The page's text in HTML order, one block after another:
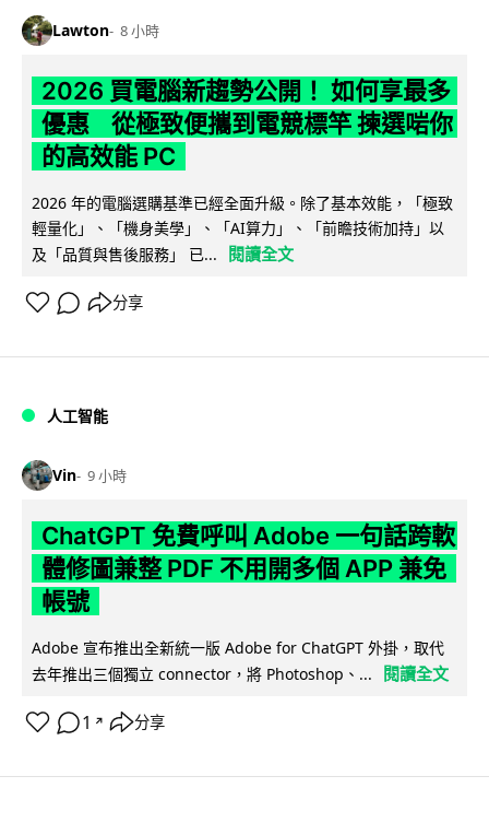
Lawton 8 小時
2026 買電腦新趨勢公開！ 如何享最多
優惠 從極致便攜到電競標竿 揀選啱你
的高效能 PC
2026 年的電腦選購基準已經全面升級。除了基本效能，「極致
輕量化」、「機身美學」、「AI算力」、「前瞻技術加持」以
及「品質與售後服務」 已...
閱讀全文
分享
人工智能
Vin 9 小時
ChatGPT 免費呼叫 Adobe 一句話跨軟
體修圖兼整 PDF 不用開多個 APP 兼免
帳號
Adobe 宣布推出全新統一版 Adobe for ChatGPT 外掛，取代
去年推出三個獨立 connector，將 Photoshop、...
閱讀全文
1 ↗ 分享